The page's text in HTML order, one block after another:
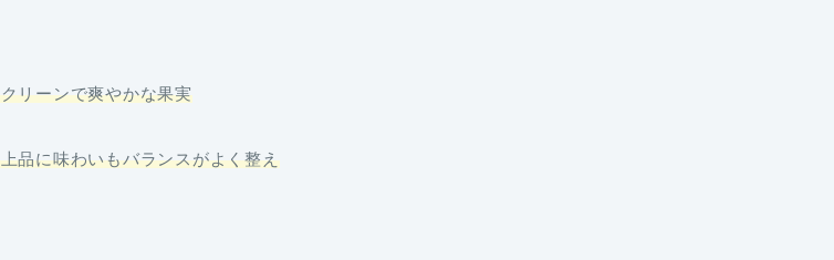
リーンで爽やかな果実
品に味わいもバランスがよく整え